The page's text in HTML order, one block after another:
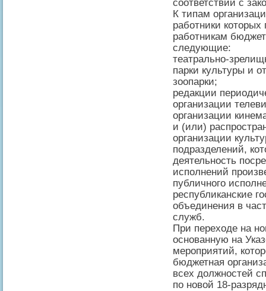
соответствии с
К типам
работники
работникам
следующие:
театрально-
парки культуры и
зоопарки;
редакции
организации
организации
и (или)
организации
подразделений,
деятельность
исполнений
публичного
республиканские
объединения в
служб.
При переходе на
основанную на
мероприятий,
бюджетная
всех должностей
по новой 18-